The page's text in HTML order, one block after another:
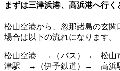
まずは三津浜港、高浜港へ行く
松山空港から、忽那諸島の玄関
場合は以下の流れになります。
松山空港 →（バス）→ 松
津駅 →（伊予鉄道）→ 高浜